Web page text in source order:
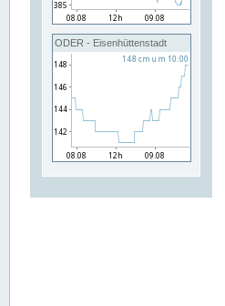
ODER - Eisenhüttenstadt